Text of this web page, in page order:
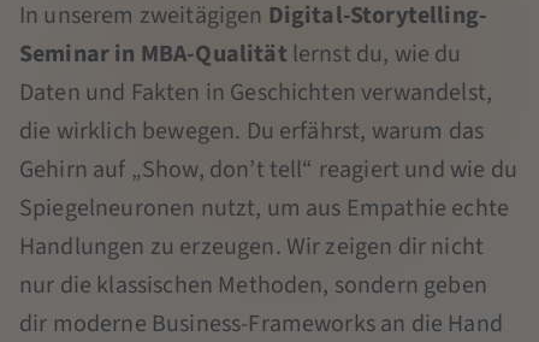
In unserem zweitägigen Digital-Storytelling-
Seminar in MBA-Qualität lernst du, wie du
Daten und Fakten in Geschichten verwandelst,
die wirklich bewegen. Du erfährst, warum das
Gehirn auf „Show, don’t tell“ reagiert und wie du
Spiegelneuronen nutzt, um aus Empathie echte
Handlungen zu erzeugen. Wir zeigen dir nicht
nur die klassischen Methoden, sondern geben
dir moderne Business-Frameworks an die Hand